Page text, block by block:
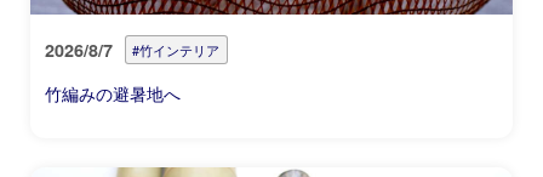
2026/8/7 #竹インテリア
竹編みの避暑地へ